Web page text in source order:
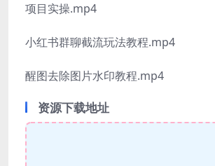
项目实操.mp4
小红书群聊截流玩法教程.mp4
醒图去除图片水印教程.mp4
资源下载地址